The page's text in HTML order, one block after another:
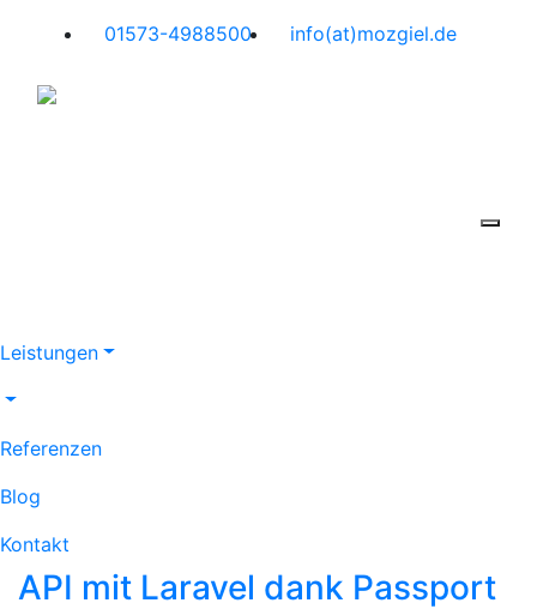
01573-4988500
info(at)mozgiel.de
Leistungen
Referenzen
Blog
Kontakt
API mit Laravel dank Passport